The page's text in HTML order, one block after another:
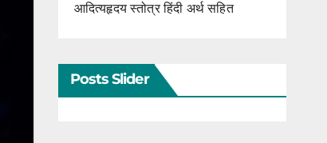
आदित्यहृदय स्तोत्र हिंदी अर्थ सहित
Posts Slider